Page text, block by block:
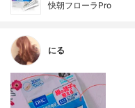
快朝フローラPro
にる